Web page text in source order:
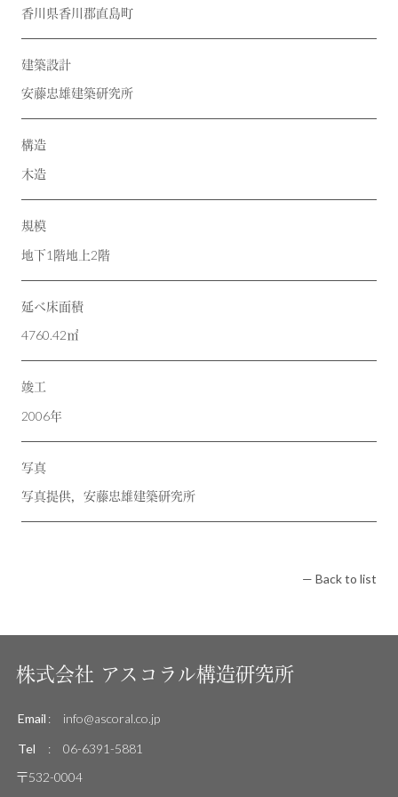
香川県香川郡直島町
建築設計
安藤忠雄建築研究所
構造
木造
規模
地下1階地上2階
延べ床面積
4760.42㎡
竣工
2006年
写真
写真提供，安藤忠雄建築研究所
— Back to list
株式会社 アスコラル構造研究所
Email :
info@ascoral.co.jp
Tel
:
06-6391-5881
〒532-0004